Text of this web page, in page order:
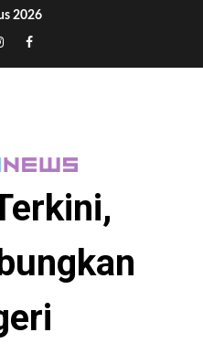
2026
Facebook